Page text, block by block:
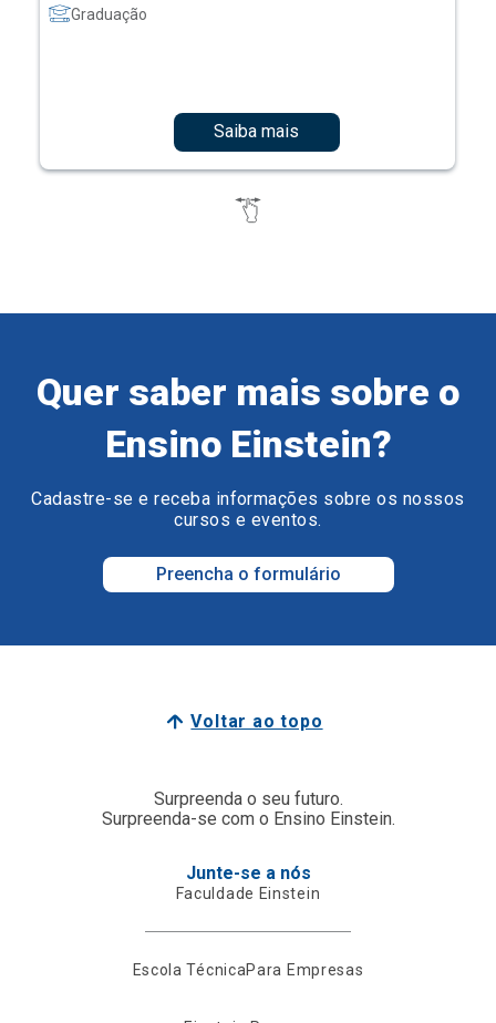
Graduação
Saiba mais
Quer saber mais sobre o
Ensino Einstein?
Cadastre-se e receba informações sobre os nossos
cursos e eventos.
Preencha o formulário
Voltar ao topo
Surpreenda o seu futuro.
Surpreenda-se com o Ensino Einstein.
Junte-se a nós
Faculdade Einstein
Escola TécnicaPara Empresas